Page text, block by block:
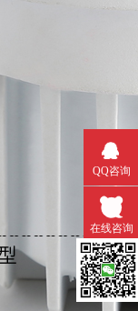
QQ咨询
在线咨询
微信扫一扫